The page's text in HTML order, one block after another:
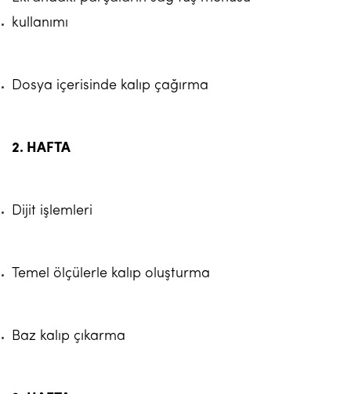
kullanımı
Dosya içerisinde kalıp çağırma
2. HAFTA
Dijit işlemleri
Temel ölçülerle kalıp oluşturma
Baz kalıp çıkarma